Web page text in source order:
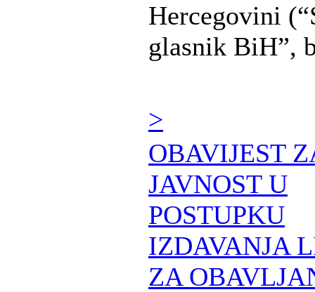
Hercegovini
glasnik BiH”,
>
OBAVIJEST
JAVNOST U
POSTUPKU
IZDAVANJA
ZA